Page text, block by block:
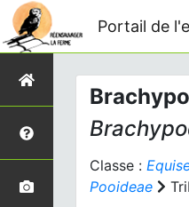
Portail de
Classe :
Pooideae